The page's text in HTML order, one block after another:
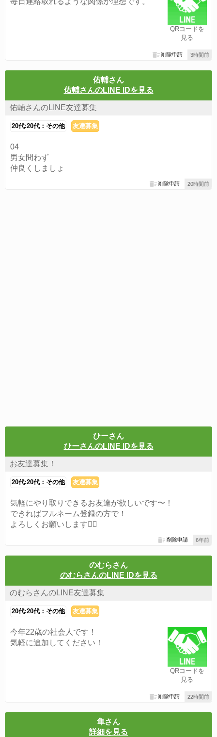
QRコードを
見る
3時間前
削除申請
佑輔さん
佑輔さんのLINE IDを見る
佑輔さんのLINE友達募集
20代:20代：その他 友達募集
04
男女問わず
仲良くしましょ
20時間前
削除申請
ひーさん
ひーさんのLINE IDを見る
お友達募集！
20代:20代：その他 友達募集
気軽にやり取りできるお友達が欲しいです〜！
できればフルネーム登録の方で！
よろしくお願いします🙆‍♀️
6年前
削除申請
のむらさん
のむらさんのLINE IDを見る
のむらさんのLINE友達募集
20代:20代：その他 友達募集
QRコードを
見る
今年22歳の社会人です！
気軽に追加してください！
22時間前
削除申請
隼さん
詳細を見る